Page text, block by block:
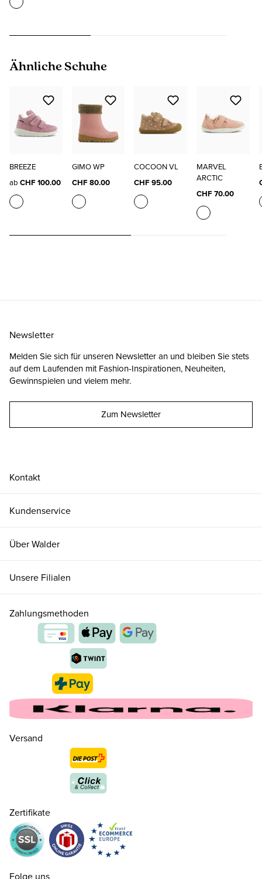
CHF 115.00
29 CHF 115.00
30 CHF 115.00
CHF 115.00
32 CHF 115.00
CHF 115.00
Produktgalerie überspringen
Ähnliche Schuhe
BREEZE
ab CHF 100.00
GIMO WP
CHF 80.00
COCOON VL
CHF 95.00
MARVEL
ARCTIC
CHF 70.00
Kontakt
Kundenservice
Über Walder
Unsere Filialen
Newsletter
Melden Sie sich für unseren Newsletter an und bleiben Sie stets
auf dem Laufenden mit Fashion-Inspirationen, Neuheiten,
Gewinnspielen und vielem mehr.
Zum Newsletter
Zahlungsmethoden
Versand
Zertifikate